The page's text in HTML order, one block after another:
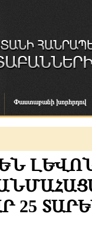
Փաստաբանի խորհրդով
25